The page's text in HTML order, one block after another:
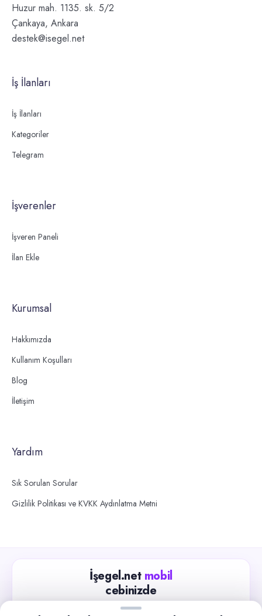
Huzur mah. 1135. sk. 5/2
Çankaya, Ankara
destek@isegel.net
İş İlanları
İş İlanları
Kategoriler
Telegram
İşverenler
İşveren Paneli
İlan Ekle
Kurumsal
Hakkımızda
Kullanım Koşulları
Blog
İletişim
Yardım
Sık Sorulan Sorular
Gizlilik Politikası ve KVKK Aydınlatma Metni
İşegel.net mobil
cebinizde